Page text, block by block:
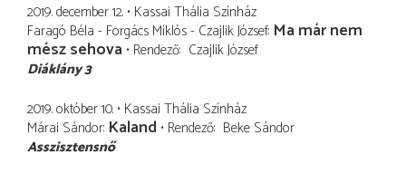
2019. december 12. Kassai Thália Színház
Faragó Béla - Forgács Miklós - Czajlik József Ma már nem
mész sehova Rendező Czajlik József
Diáklány 3
2019. október 10. Kassai Thália Színház
Márai Sándor Kaland Rendező Beke Sándor
Asszisztensnő